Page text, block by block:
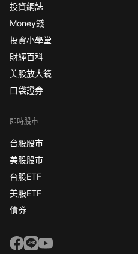
投資網誌
Money錢
投資小學堂
財經百科
美股放大鏡
口袋證券
即時股市
台股股市
美股股市
台股ETF
美股ETF
債券